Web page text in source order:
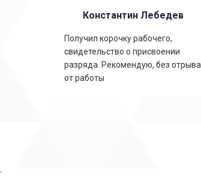
Константин Лебедев
Получил корочку рабочего,
свидетельство о присвоении
разряда. Рекомендую, без отрыва
от работы
`